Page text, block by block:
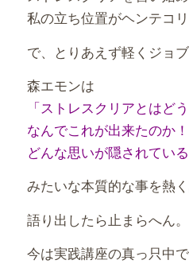
私の立ち位置がヘンテコ
で、とりあえず軽くジョ
森エモンは
「ストレスクリアとはど
なんでこれが出来たのか！
どんな思いが隠されている
みたいな本質的な事を熱く
語り出したら止まらへん。
今は実践講座の真っ只中で